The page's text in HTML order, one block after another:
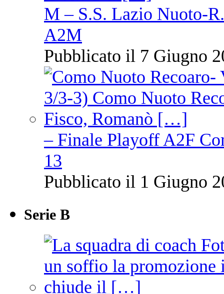
M – S.S. Lazio Nuoto-
A2M
Pubblicato il 7 Giugno
– Finale Playoff A2F
13
Pubblicato il 1 Giugno
Serie B